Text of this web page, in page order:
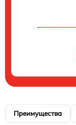
Преимущества